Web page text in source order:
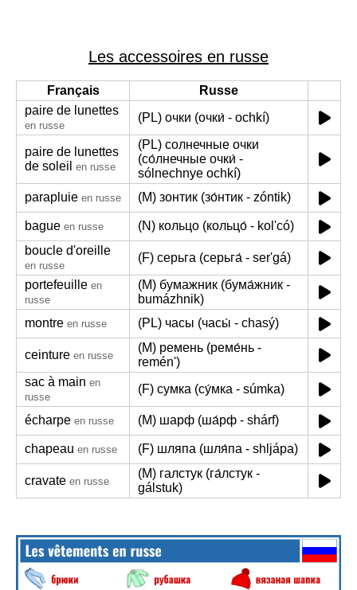
Les accessoires en russe
Français
Russe
paire de lunettes
en russe
(PL) очки (очки́ - ochkí)
paire de lunettes
de soleil en russe
(PL) солнечные очки
(со́лнечные очки́ -
sólnechnye ochkí)
parapluie en russe (M) зонтик (зо́нтик - zóntik)
bague en russe
(N) кольцо (кольцо́ - kol'có)
boucle d'oreille
en russe
(F) серьга (серьга́ - ser'gá)
portefeuille en
russe
(M) бумажник (бума́жник -
bumázhnik)
montre en russe (PL) часы (часы́ - chasý)
ceinture en russe
(M) ремень (реме́нь -
remén')
sac à main en
russe
(F) сумка (су́мка - súmka)
écharpe en russe (M) шарф (ша́рф - shárf)
chapeau en russe (F) шляпа (шля́па - shljápa)
cravate en russe
(M) галстук (га́лстук -
gálstuk)